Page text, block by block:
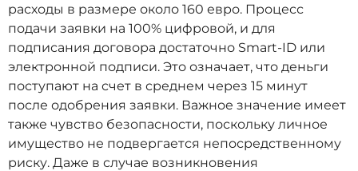
расходы в размере около 160 евро. Процесс
подачи заявки на 100% цифровой, и для
подписания договора достаточно Smart-ID или
электронной подписи. Это означает, что деньги
поступают на счет в среднем через 15 минут
после одобрения заявки. Важное значение имеет
также чувство безопасности, поскольку личное
имущество не подвергается непосредственному
риску. Даже в случае возникновения